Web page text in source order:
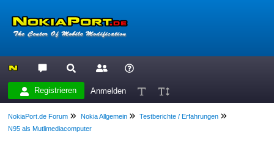
Registrieren Anmelden
NokiaPort.de Forum Nokia Allgemein
Testberichte / Erfahrungen
N95 als Mutlimediacomputer